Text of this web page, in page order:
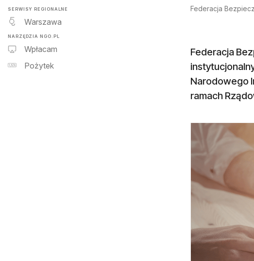
SERWISY REGIONALNE
Warszawa
NARZĘDZIA NGO.PL
Wpłacam
Pożytek
Federacja
Federacja
Narodowego
ramach